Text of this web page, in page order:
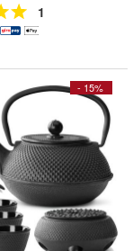
1
- 15%